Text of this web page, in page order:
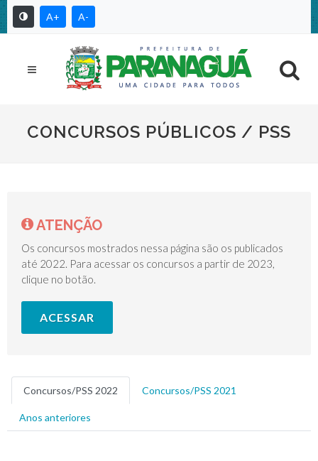
A+ A-
CONCURSOS PÚBLICOS / PSS
ATENÇÃO
Os concursos mostrados nessa página são os publicados
até 2022. Para acessar os concursos a partir de 2023,
clique no botão.
ACESSAR
Concursos/PSS 2022 Concursos/PSS 2021
Anos anteriores